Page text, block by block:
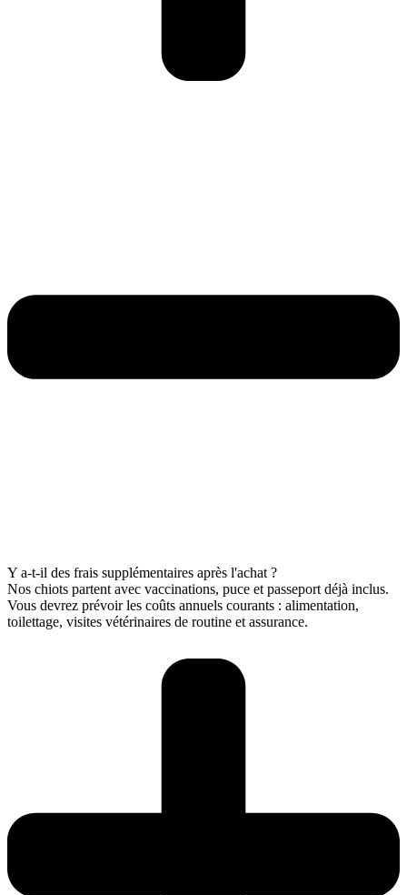
Y a-t-il des frais supplémentaires après l'achat ?
Nos chiots partent avec vaccinations, puce et passeport déjà inclus.
Vous devrez prévoir les coûts annuels courants : alimentation,
toilettage, visites vétérinaires de routine et assurance.